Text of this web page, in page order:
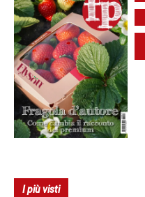
I più visti